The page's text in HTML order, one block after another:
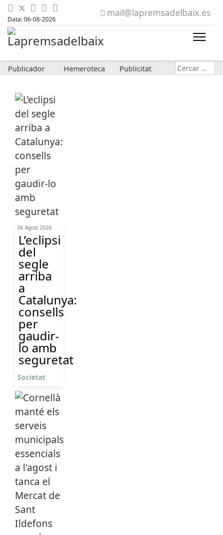
Data: 06-08-2026
mail@lapremsadelbaix.es
Publicador Hemeroteca Publicitat Cerca
06 Agost 2026
L’eclipsi
del
segle
arriba
a
Catalunya:
consells
per
gaudir-
lo amb
seguretat
Societat